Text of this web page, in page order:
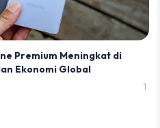
Premium Meningkat di
Ekonomi Global
1